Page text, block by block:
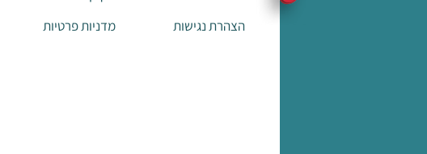
הצהרת נגישות
מדניות פרטיות